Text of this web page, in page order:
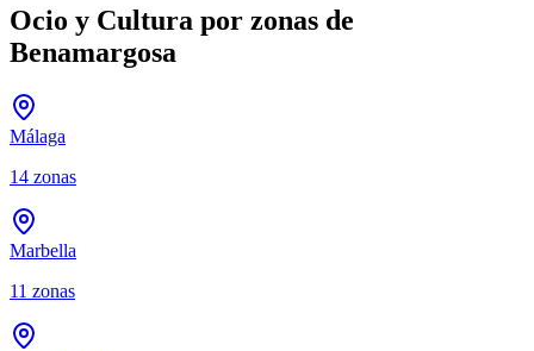
Ocio y Cultura por zonas de
Benamargosa
Málaga
14 zonas
Marbella
11 zonas